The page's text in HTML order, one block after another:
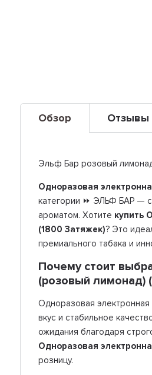
Обзор Отзывы
Эльф Бар розовый
Одноразовая
категории ⏩ ЭЛЬФ БАР —
ароматом. Хотите купить
(1800 Затяжек)? Это
премиального табака и
Почему стоит
(розовый лимонад)
Одноразовая электронная
вкус и стабильное
ожидания благодаря
Одноразовая
розницу.